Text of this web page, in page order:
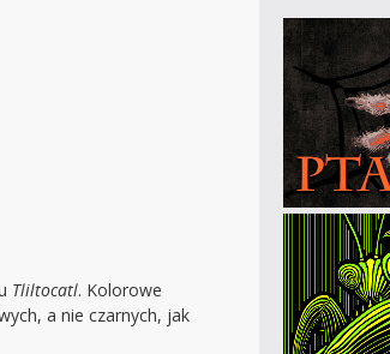
Tliltocatl. Kolorowe
a nie czarnych, jak